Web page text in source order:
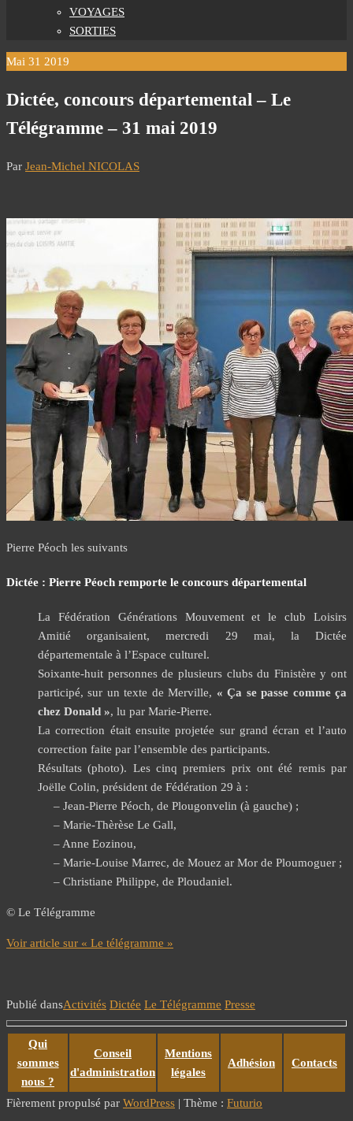
VOYAGES
SORTIES
Mai 31 2019
Dictée, concours départemental – Le
Télégramme – 31 mai 2019
Par Jean-Michel NICOLAS
Pierre Péoch les suivants
Dictée : Pierre Péoch remporte le concours départemental
La Fédération Générations Mouvement et le club Loisirs
Amitié organisaient, mercredi 29 mai, la Dictée
départementale à l’Espace culturel.
Soixante-huit personnes de plusieurs clubs du Finistère y ont
participé, sur un texte de Merville, « Ça se passe comme ça
chez Donald », lu par Marie-Pierre.
La correction était ensuite projetée sur grand écran et l’auto
correction faite par l’ensemble des participants.
Résultats (photo). Les cinq premiers prix ont été remis par
Joëlle Colin, président de Fédération 29 à :
– Jean-Pierre Péoch, de Plougonvelin (à gauche) ;
– Marie-Thèrèse Le Gall,
– Anne Eozinou,
– Marie-Louise Marrec, de Mouez ar Mor de Ploumoguer ;
– Christiane Philippe, de Ploudaniel.
© Le Télégramme
Voir article sur « Le télégramme »
Publié dansActivités Dictée Le Télégramme Presse
Qui
sommes
nous ?
Conseil
d'administration
Mentions
légales
Adhésion Contacts
Fièrement propulsé par WordPress | Thème : Futurio